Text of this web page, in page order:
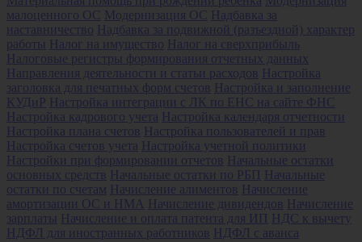
малоценного ОС
Модернизация ОС
Надбавка за
наставничество Надбавка за подвижной (разъездной) характер
работы Налог на имущество Налог на сверхприбыль
Налоговые регистры формирования отчетных данных
Направления деятельности и статьи расходов Настройка
заголовка для печатных форм счетов Настройка и заполнение
КУДиР Настройка интеграции с ЛК по ЕНС на сайте ФНС
Настройка кадрового учета Настройка календаря отчетности
Настройка плана счетов Настройка пользователей и прав
Настройка счетов учета Настройка учетной политики
Настройки при формировании отчетов Начальные остатки
основных средств Начальные остатки по РБП Начальные
остатки по счетам Начисление алиментов Начисление
амортизации ОС и НМА Начисление дивидендов Начисление
зарплаты Начисление и оплата патента для ИП НДС к вычету
НДФЛ для иностранных работников НДФЛ с аванса